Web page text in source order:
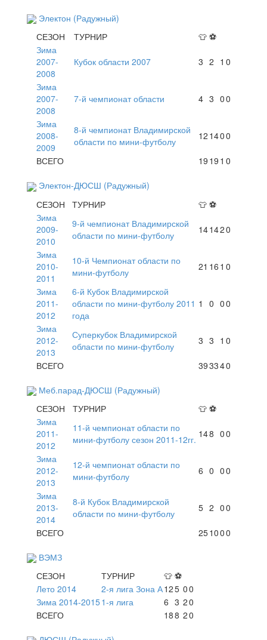
Электон (Радужный)
СЕЗОН
ТУРНИР 👕 ⚽
Зима
2007-
2008
Кубок области 2007 3 2 1 0
Зима
2007-
2008
7-й чемпионат области 4 3 00
Зима
2008-
2009
8-й чемпионат Владимирской
области по мини-футболу
12 1400
ВСЕГО 19 19 1 0
Электон-ДЮСШ (Радужный)
СЕЗОН
ТУРНИР 👕 ⚽
Зима
2009-
2010
9-й чемпионат Владимирской
области по мини-футболу
141420
Зима
2010-
2011
10-й Чемпионат области по
мини-футболу
21 16 1 0
Зима
2011-
2012
6-й Кубок Владимирской
области по мини-футболу 2011
года
1 0 00
Зима
2012-
2013
Суперкубок Владимирской
области по мини-футболу
3 3 1 0
ВСЕГО 393340
Меб.парад-ДЮСШ (Радужный)
СЕЗОН
ТУРНИР 👕 ⚽
Зима
2011-
2012
11-й чемпионат области по
мини-футболу сезон 2011-12гг. 148 00
Зима
2012-
2013
12-й чемпионат области по
мини-футболу
6 0 00
Зима
2013-
2014
8-й Кубок Владимирской
области по мини-футболу
5 2 00
ВСЕГО 251000
ВЭМЗ
СЕЗОН
ТУРНИР 👕 ⚽
Лето 2014
2-я лига Зона А125 00
Зима 2014-20151-я лига 6 3 20
ВСЕГО
188 20